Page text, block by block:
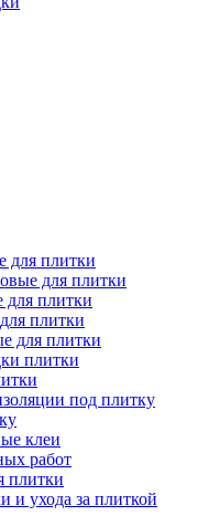
для плитки
для плитки
для плитки
плитки
для плитки
плитки
под плитку
клеи
работ
плитки
и ухода за плиткой